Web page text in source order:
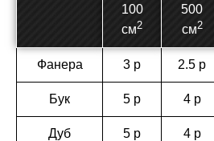
100
см2
500
см2
Фанера 3 р 2.5 р
Бук 5 р 4 р
Дуб 5 р 4 р